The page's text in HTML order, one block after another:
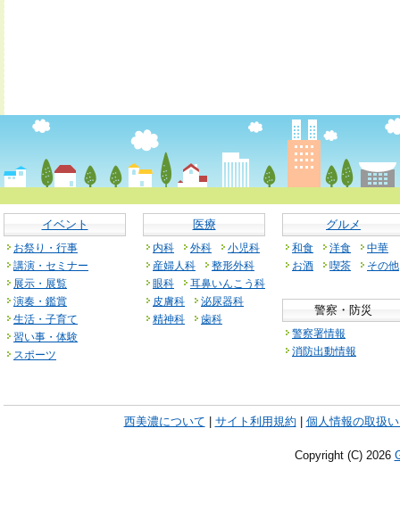
イベント
お祭り・行事
講演・セミナー
展示・展覧
演奏・鑑賞
生活・子育て
習い事・体験
スポーツ
医療
内科 外科
小児科
産婦人科
整形外科
眼科
耳鼻いんこう科
皮膚科
泌尿器科
精神科
歯科
グルメ
和食 洋食
中華
お酒
喫茶 その他
警察・防災
警察署情報
消防出動情報
西美濃について サイト利用規約 個人情報の取扱
Copyright (C) 2026